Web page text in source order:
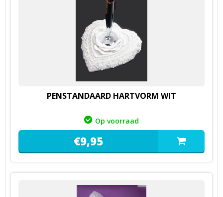
PENSTANDAARD HARTVORM WIT
Op voorraad
€9,95